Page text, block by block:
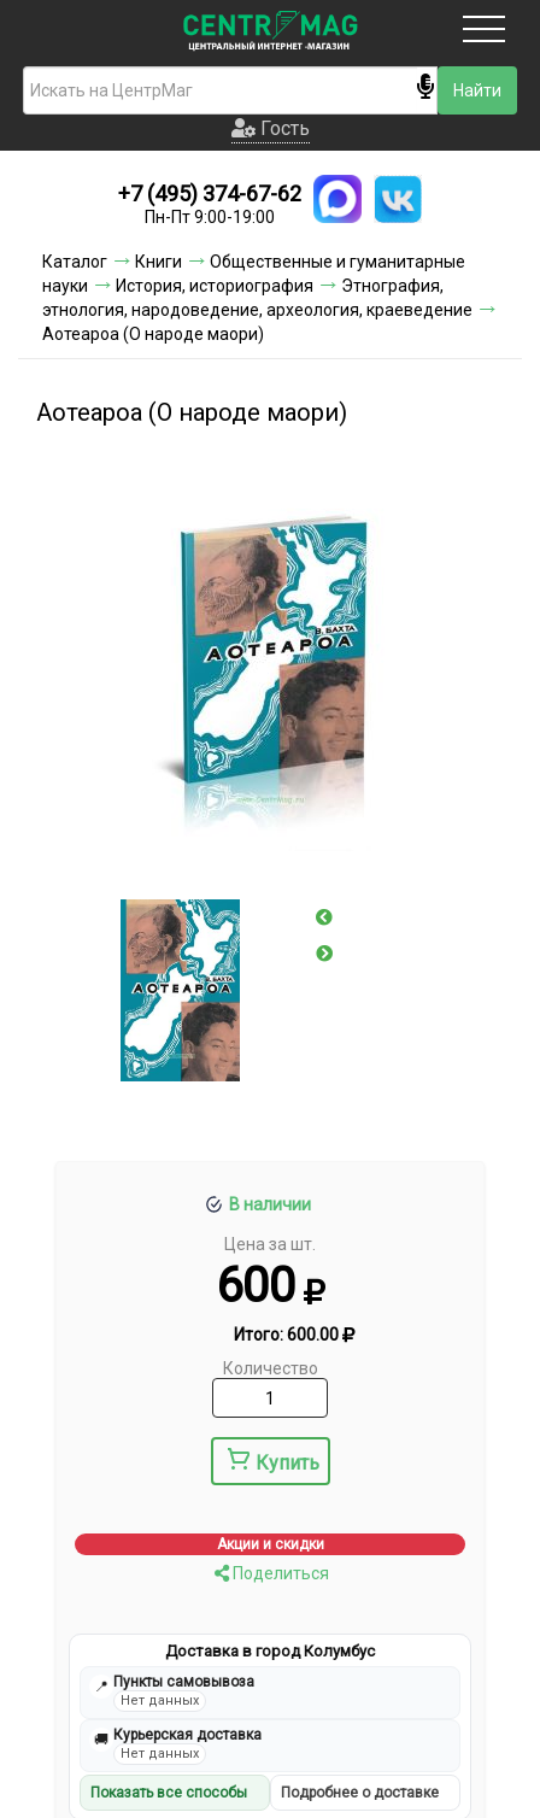
Гость
Новинки
Условия доставки
Условия оплаты
Акции и скидки
Гость
+7 (495) 374-67-62
Пн-Пт 9:00-19:00
Каталог Книги
Общественные и гуманитарные
науки
История, историография
Этнография,
этнология, народоведение, археология, краеведение
Аотеароа (О народе маори)
Аотеароа (О народе маори)
В наличии
Цена за шт.
600
Итого:600.00
Количество
Купить
Акции и скидки
Поделиться
Доставка в город Колумбус
📍 Пункты самовывоза
Нет данных
🚚 Курьерская доставка
Нет данных
Показать все способы Подробнее о доставке